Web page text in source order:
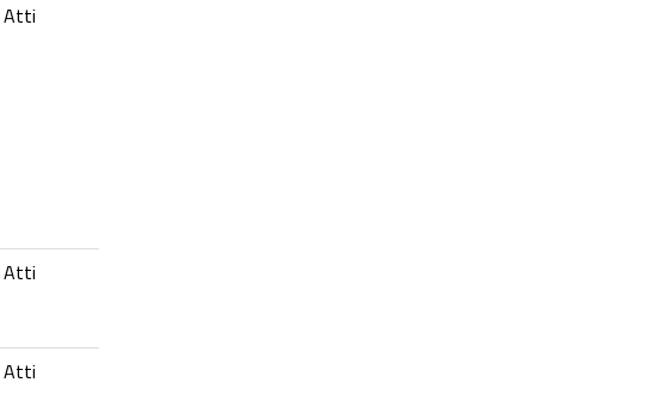
Atti
Atti
Atti